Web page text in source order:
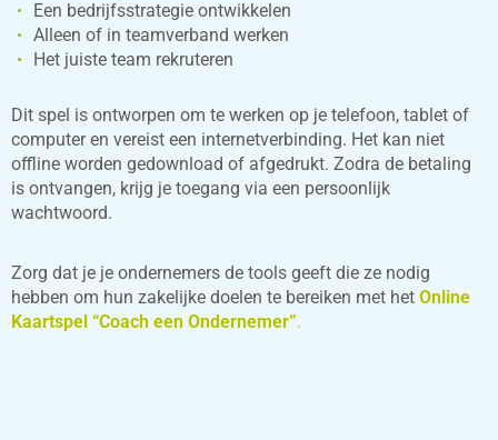
Een bedrijfsstrategie ontwikkelen
Alleen of in teamverband werken
Het juiste team rekruteren
Dit spel is ontworpen om te werken op je telefoon, tablet of
computer en vereist een internetverbinding. Het kan niet
offline worden gedownload of afgedrukt. Zodra de betaling
is ontvangen, krijg je toegang via een persoonlijk
wachtwoord.
Zorg dat je je ondernemers de tools geeft die ze nodig
hebben om hun zakelijke doelen te bereiken met het Online
Kaartspel “Coach een Ondernemer”.